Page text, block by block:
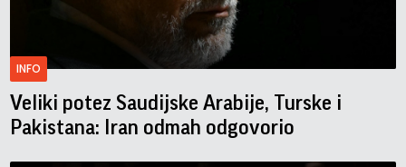
INFO
Veliki potez Saudijske Arabije, Turske i
Pakistana: Iran odmah odgovorio